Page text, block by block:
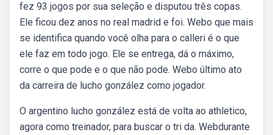
fez 93 jogos por sua seleção e disputou três copas.
Ele ficou dez anos no real madrid e foi. Webo que mais
se identifica quando você olha para o calleri é o que
ele faz em todo jogo. Ele se entrega, dá o máximo,
corre o que pode e o que não pode. Webo último ato
da carreira de lucho gonzález como jogador.
O argentino lucho gonzález está de volta ao athletico,
agora como treinador, para buscar o tri da. Webdurante